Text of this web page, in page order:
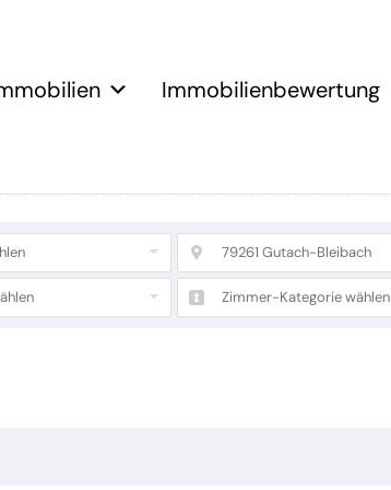
Immobilienbewertung
79261 Gutach-Bleibach
Zimmer-Kategorie wählen